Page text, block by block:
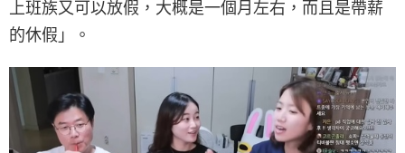
上班族又可以放假，大概是一個月左右，而且是帶薪
的休假」。